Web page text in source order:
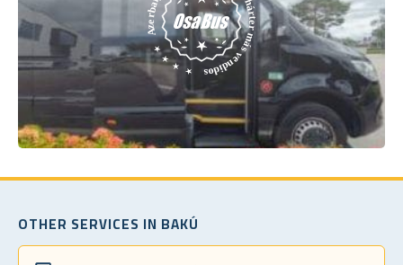
OTHER SERVICES IN BAKÚ